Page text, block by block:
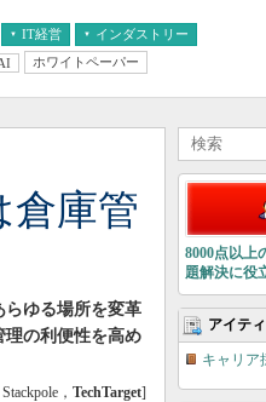
IT経営 インダストリー
ホワイトペーパー
庫管
らゆる場所を変革
理の利便性を高め
， TechTarget]
8000点以上
題解決に役
アイテ
キャリア